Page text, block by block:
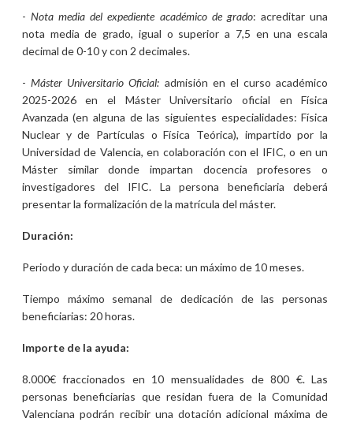
-Nota media del expediente académico de grado: acreditar una
nota media de grado, igual o superior a 7,5 en una escala
decimal de 0-10 y con 2 decimales.
-Máster Universitario Oficial: admisión en el curso académico
2025-2026 en el Máster Universitario oficial en Física
Avanzada (en alguna de las siguientes especialidades: Física
Nuclear y de Partículas o Física Teórica), impartido por la
Universidad de Valencia, en colaboración con el IFIC, o en un
Máster similar donde impartan docencia profesores o
investigadores del IFIC. La persona beneficiaria deberá
presentar la formalización de la matrícula del máster.
Duración:
Periodo y duración de cada beca: un máximo de 10 meses.
Tiempo máximo semanal de dedicación de las personas
beneficiarias: 20 horas.
Importe de la ayuda:
8.000€ fraccionados en 10 mensualidades de 800 €. Las
personas beneficiarias que residan fuera de la Comunidad
Valenciana podrán recibir una dotación adicional máxima de